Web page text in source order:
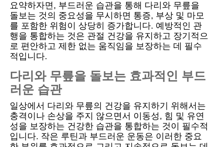
요약하자면, 부드러운 습관을 통해 다리와 무릎을
돌보는 것의 중요성을 무시하면 통증, 부상 및 마모
를 포함한 위험이 상당히 증가합니다. 예방적인 관
행을 통합하는 것은 관절 건강을 유지하고 장기적으
로 편안하고 제한 없는 움직임을 보장하는 데 필수
적입니다.
다리와 무릎을 돌보는 효과적인 부드
러운 습관
일상에서 다리와 무릎의 건강을 유지하기 위해서는
충격이나 손상을 주지 않으면서 이동성, 힘 및 유연
성을 보장하는 건강한 습관을 통합하는 것이 필수적
입니다. 작은 루틴과 부드러운 운동은 이러한 중요